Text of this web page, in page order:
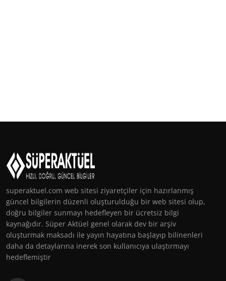
superaktuel.com web sitesi ziyaretçiler için hazırlanmış
güncel bilgilerin düzenli oluşturulduğu bir web sitesi olup,
doğru bilgiler sunmayı hedefleyen bir ücretsiz bilgi
kaynağıdır. Süper Aktüel genel olarak dev bir arşiv
oluşturmak maksadı ile yayın hayatına başlayıp bilinenleri
daha da detaylarına inerek son kullanıcıya ulaştırmayı
hedeflemiştir